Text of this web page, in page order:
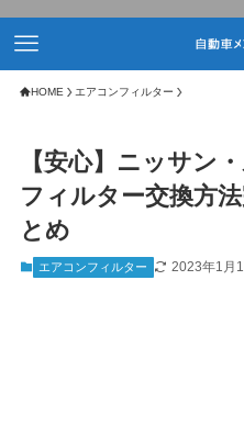
HOME エアコンフィルター
【安心】ニッサン
フィルター交換方
とめ
エアコンフィルター 2023年1月